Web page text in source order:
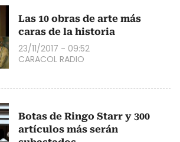
Las 10 obras de arte más
caras de la historia
23/11/2017 - 09:52
CARACOL RADIO
Botas de Ringo Starr y 300
artículos más serán